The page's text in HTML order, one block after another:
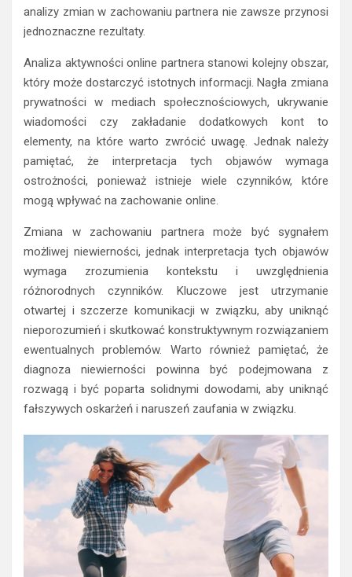
analizy zmian w zachowaniu partnera nie zawsze przynosi
jednoznaczne rezultaty.
Analiza aktywności online partnera stanowi kolejny obszar,
który może dostarczyć istotnych informacji. Nagła zmiana
prywatności w mediach społecznościowych, ukrywanie
wiadomości czy zakładanie dodatkowych kont to
elementy, na które warto zwrócić uwagę. Jednak należy
pamiętać, że interpretacja tych objawów wymaga
ostrożności, ponieważ istnieje wiele czynników, które
mogą wpływać na zachowanie online.
Zmiana w zachowaniu partnera może być sygnałem
możliwej niewierności, jednak interpretacja tych objawów
wymaga zrozumienia kontekstu i uwzględnienia
różnorodnych czynników. Kluczowe jest utrzymanie
otwartej i szczerze komunikacji w związku, aby uniknąć
nieporozumień i skutkować konstruktywnym rozwiązaniem
ewentualnych problemów. Warto również pamiętać, że
diagnoza niewierności powinna być podejmowana z
rozwagą i być poparta solidnymi dowodami, aby uniknąć
fałszywych oskarżeń i naruszeń zaufania w związku.